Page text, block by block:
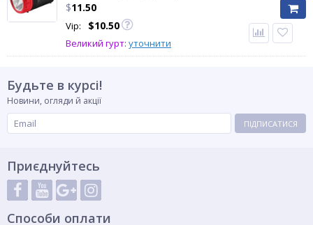
$11.50
Vip: $10.50
Великий гурт: уточнити
Будьте в курсі!
Новини, огляди й акції
ПІДПИСАТИСЯ
Приєднуйтесь
Способи оплати